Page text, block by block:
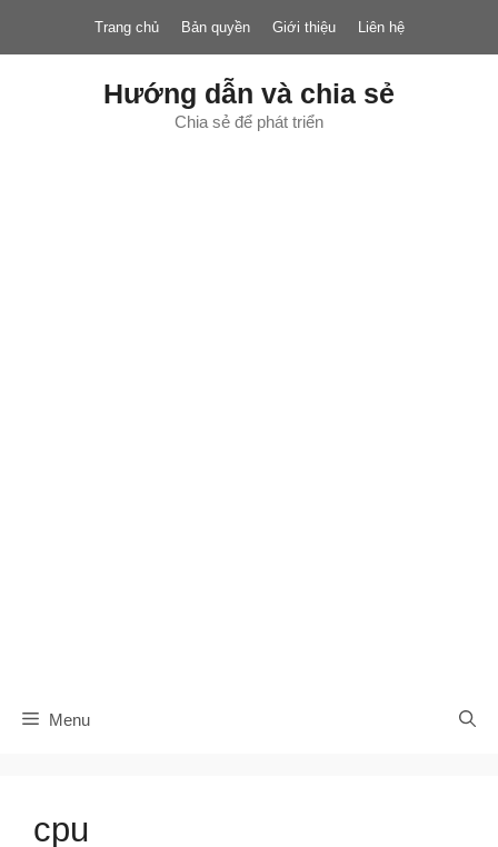
nội
Trang chủ Bản quyền Giới thiệu Liên hệ
Hướng dẫn và chia sẻ
Chia sẻ để phát triển
Menu
cpu